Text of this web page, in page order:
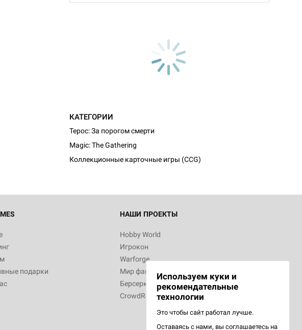
КАТЕГОРИИ
Терос: За порогом смерти
Magic: The Gathering
Коллекционные карточные игры (CCG)
подарки
НАШИ ПРОЕКТЫ
Hobby World
Игрокон
Warforge
Мир фантастики
Берсерк
CrowdRepublic
Используем куки и
рекомендательные
технологии
Это чтобы сайт работал лучше.
Оставаясь с нами, вы соглашаетесь на